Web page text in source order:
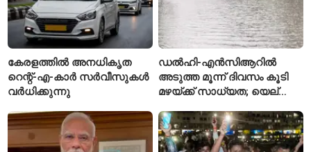
കേരളത്തിൽ അനധികൃത
റെന്റ്-എ-കാർ സർവീസുകൾ
വർധിക്കുന്നു
ഡൽഹി-എൻസിആറിൽ
അടുത്ത മൂന്ന് ദിവസം കൂടി
മഴയ്ക്ക് സാധ്യത; യെല്ലോ
ഐഎംഡി